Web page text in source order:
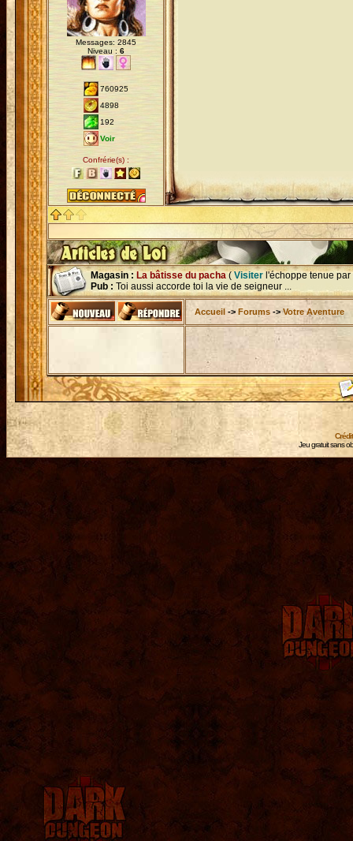
Messages: 2845
Niveau : 6
760925
4898
192
Voir
Confrérie(s) :
Magasin : La bâtisse du pacha ( Visiter l'échoppe tenue par
Pub : Toi aussi accorde toi la vie de seigneur ...
Accueil -> Forums ->Votre Aventure
Jeu gratuit sans